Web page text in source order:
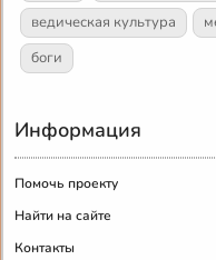
ведическая культура
боги
Информация
Помочь проекту
Найти на сайте
Контакты